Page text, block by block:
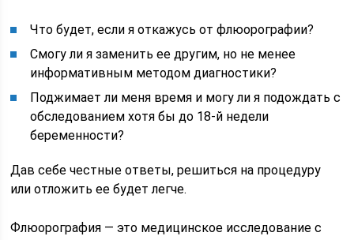
Что будет, если я откажусь от флюорографии?
Смогу ли я заменить ее другим, но не менее
информативным методом диагностики?
Поджимает ли меня время и могу ли я подождать с
обследованием хотя бы до 18-й недели
беременности?
Дав себе честные ответы, решиться на процедуру
или отложить ее будет легче.
Флюорография — это медицинское исследование с